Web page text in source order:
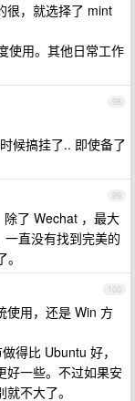
很，就选择了 mint
使用。其他日常工作
98
候搞挂了.. 即使备了
99
了 Wechat ，最大
直没有找到完美的
100
使用，还是 Win 方
得比 Ubuntu 好，
好一些。不过如果安
不大了。